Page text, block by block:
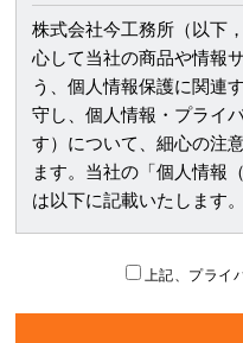
株式会社今工務所（以下
心して当社の商品や情報
う、個人情報保護に関連
守し、個人情報・プライ
す）について、細心の注
ます。当社の「個人情報
は以下に記載いたします。
個人情報の取得上記、プライ